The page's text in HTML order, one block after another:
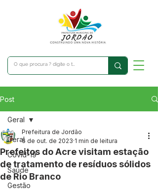
Post
Geral
Covid-19
Saúde
Gestão
Geral
Prefeitos do Acre visitam estação
de tratamento de resíduos sólidos
de Rio Branco
Prefeitura de Jordão
6 de out. de 2023 1 min de leitura